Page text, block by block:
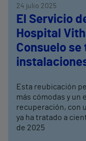
24 julio 2025
El Servicio
Hospital
Consuelo
Esta reubicación
más cómodas y un
recuperación, con
ya ha tratado a
de 2025